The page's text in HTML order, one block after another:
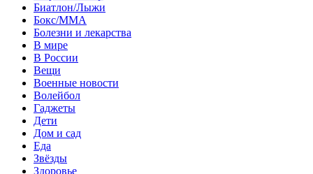
Биатлон/Лыжи
Бокс/MMA
Болезни и лекарства
В мире
В России
Вещи
Военные новости
Волейбол
Гаджеты
Дети
Дом и сад
Еда
Звёзды
Здоровье